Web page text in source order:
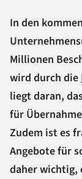
In den
Millionen
wird durch die
liegt daran,
für
Zudem ist es
Angebote für
daher wichtig,